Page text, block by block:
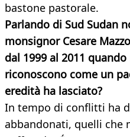
bastone pastorale.
Parlando di Sud Sudan
monsignor Cesare
dal 1999 al 2011
riconoscono come un
eredità ha lasciato?
In tempo di conflitti ha
abbandonati, quelli che